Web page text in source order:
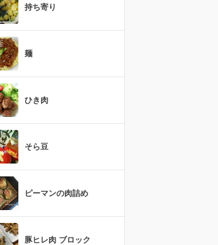
持ち寄り
麺
ひき肉
そら豆
ピーマンの肉詰め
豚ヒレ肉 ブロック